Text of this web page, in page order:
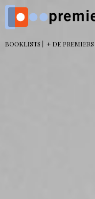
BOOKLISTS + DE